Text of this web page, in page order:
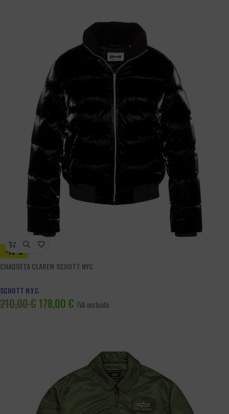
-15%
CHAQUETA CLAREW SCHOTT NYC
SCHOTT N.Y.C.
210,00 € 178,00 € IVA incluido